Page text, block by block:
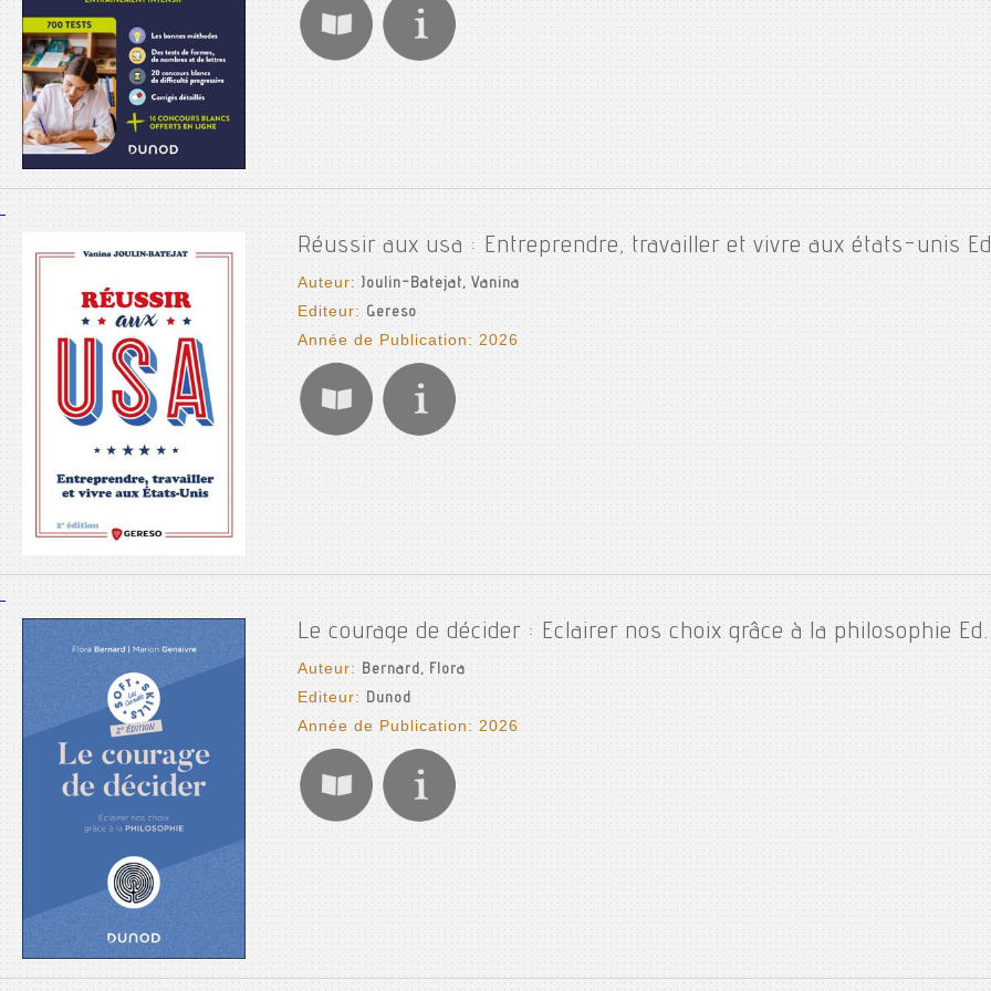
Réussir aux usa : Entreprendre, travailler et vivre aux états-unis
Auteur:Joulin-Batejat, Vanina
Editeur:Gereso
Année de Publication: 2026
Le courage de décider : Eclairer nos choix grâce à la philosophie
Auteur: Bernard, Flora
Editeur:Dunod
Année de Publication: 2026